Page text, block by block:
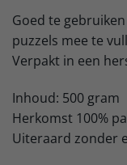
Goed te
puzzels mee te
Verpakt in een
Inhoud: 500 gram
Herkomst 100%
Uiteraard zonder